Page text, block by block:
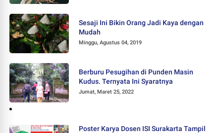
Sesaji Ini Bikin Orang Jadi Kaya dengan
Mudah
Minggu, Agustus 04, 2019
Berburu Pesugihan di Punden Masin
Kudus. Ternyata Ini Syaratnya
Jumat, Maret 25, 2022
Poster Karya Dosen ISI Surakarta Tampil